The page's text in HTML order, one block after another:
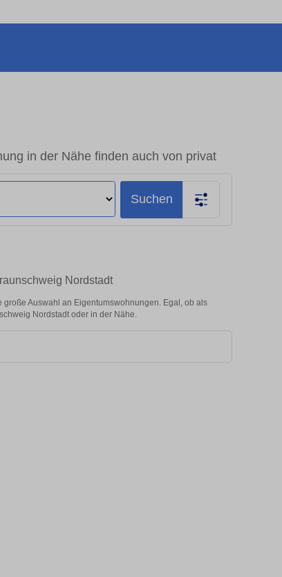
in der Nähe finden auch von privat
Suchen
Nordstadt
Auswahl an Eigentumswohnungen. Egal, ob als
Nordstadt oder in der Nähe.